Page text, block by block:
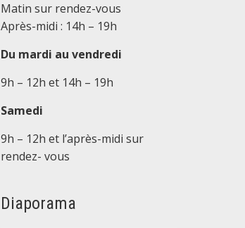
Matin sur rendez-vous
Après-midi : 14h – 19h
Du mardi au vendredi
9h – 12h et 14h – 19h
Samedi
9h – 12h et l’après-midi sur
rendez- vous
Diaporama